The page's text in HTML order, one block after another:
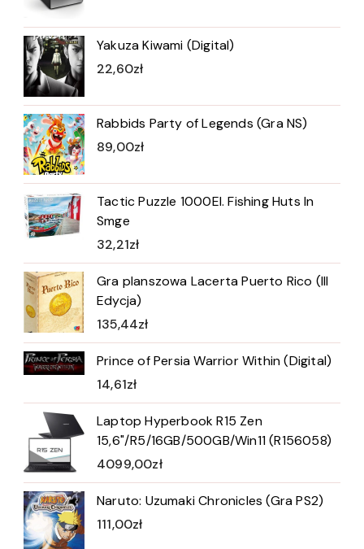
Yakuza Kiwami (Digital)
22,60zł
Rabbids Party of Legends (Gra NS)
89,00zł
Tactic Puzzle 1000El. Fishing Huts In
Smge
32,21zł
Gra planszowa Lacerta Puerto Rico (III
Edycja)
135,44zł
Prince of Persia Warrior Within (Digital)
14,61zł
Laptop Hyperbook R15 Zen
15,6"/R5/16GB/500GB/Win11 (R156058)
4099,00zł
Naruto: Uzumaki Chronicles (Gra PS2)
111,00zł